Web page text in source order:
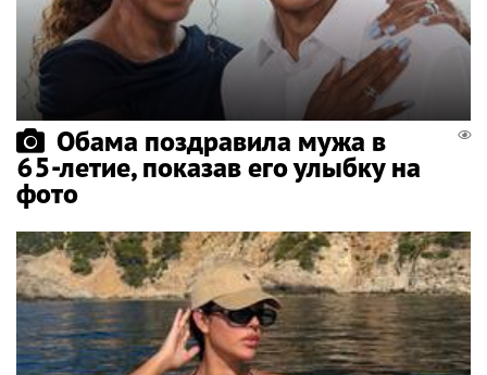
Обама поздравила мужа в
65-летие, показав его улыбку на
фото